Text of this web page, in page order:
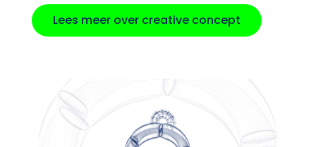
Lees meer over creative concept